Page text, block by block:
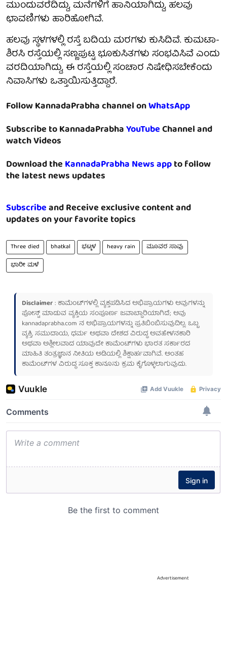
ಮುಂದುವರೆದಿದ್ದು, ಮನೆಗಳಿಗೆ ಹಾನಿಯಾಗಿದ್ದು, ಹಲವು
ಛಾವಣಿಗಳು ಹಾರಿಹೋಗಿವೆ.
ಹಲವು ಸ್ಥಳಗಳಲ್ಲಿ ರಸ್ತೆ ಬದಿಯ ಮರಗಳು ಕುಸಿದಿವೆ. ಕುಮಟಾ-
ಶಿರಸಿ ರಸ್ತೆಯಲ್ಲಿ ಸಣ್ಣಪುಟ್ಟ ಭೂಕುಸಿತಗಳು ಸಂಭವಿಸಿವೆ ಎಂದು
ವರದಿಯಾಗಿದ್ದು, ಈ ರಸ್ತೆಯಲ್ಲಿ ಸಂಚಾರ ನಿಷೇಧಿಸಬೇಕೆಂದು
ನಿವಾಸಿಗಳು ಒತ್ತಾಯಿಸುತ್ತಿದ್ದಾರೆ.
Follow KannadaPrabha channel onWhatsApp
Subscribe to KannadaPrabhaYouTubeChannel and
watch Videos
Download theKannadaPrabha News appto follow
the latest news updates
Subscribeand Receive exclusive content and
updates on your favorite topics
Three died bhatkal ಭಟ್ಕಳ heavy rain
ಮೂವರ ಸಾವು
ಭಾರೀ ಮಳೆ
Disclaimer: ಕಾಮೆಂಟ್‌ಗಳಲ್ಲಿ ವ್ಯಕ್ತಪಡಿಸಿದ ಅಭಿಪ್ರಾಯಗಳು ಅವುಗಳನ್ನು
ಪೋಸ್ಟ್ ಮಾಡುವ ವ್ಯಕ್ತಿಯ ಸಂಪೂರ್ಣ ಜವಾಬ್ದಾರಿಯಾಗಿದೆ; ಅವು
kannadaprabha.com ನ ಅಭಿಪ್ರಾಯಗಳನ್ನು ಪ್ರತಿಬಿಂಬಿಸುವುದಿಲ್ಲ. ಒಬ್ಬ
ವ್ಯಕ್ತಿ, ಸಮುದಾಯ, ಧರ್ಮ ಅಥವಾ ದೇಶದ ವಿರುದ್ಧ ಅವಹೇಳನಕಾರಿ
ಅಥವಾ ಅಶ್ಲೀಲವಾದ ಯಾವುದೇ ಕಾಮೆಂಟ್‌ಗಳು ಭಾರತ ಸರ್ಕಾರದ
ಮಾಹಿತಿ ತಂತ್ರಜ್ಞಾನ ನೀತಿಯ ಅಡಿಯಲ್ಲಿ ಶಿಕ್ಷಾರ್ಹವಾಗಿವೆ. ಅಂತಹ
ಕಾಮೆಂಟ್‌ಗಳ ವಿರುದ್ಧ ಸೂಕ್ತ ಕಾನೂನು ಕ್ರಮ ಕೈಗೊಳ್ಳಲಾಗುವುದು.
Advertisement